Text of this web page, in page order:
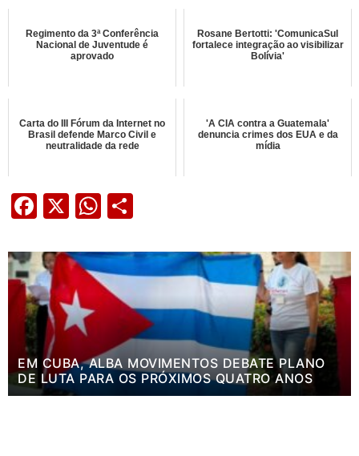
Regimento da 3ª Conferência
Nacional de Juventude é
aprovado
Rosane Bertotti: 'ComunicaSul
fortalece integração ao visibilizar
Bolívia'
Carta do III Fórum da Internet no
Brasil defende Marco Civil e
neutralidade da rede
'A CIA contra a Guatemala'
denuncia crimes dos EUA e da
mídia
Facebook
X WhatsApp
EM CUBA, ALBA MOVIMENTOS DEBATE PLANO
DE LUTA PARA OS PRÓXIMOS QUATRO ANOS